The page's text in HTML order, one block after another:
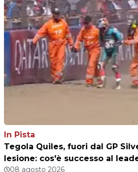
In Pista
Tegola Quiles, fuori dal GP
lesione: cos'è successo al
08 agosto 2026